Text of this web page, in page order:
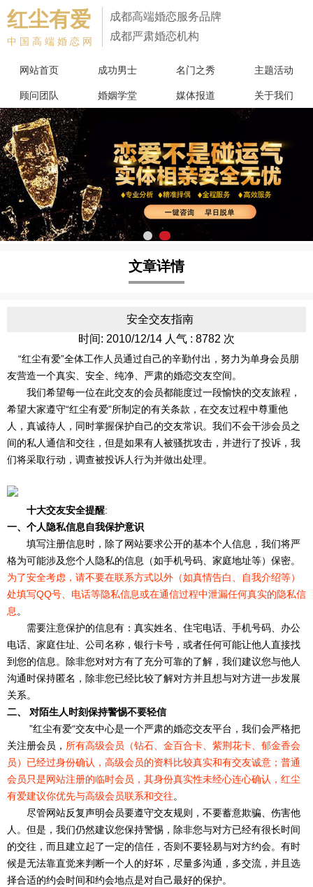
红尘有爱
中国高端婚恋网
成都高端婚恋服务品牌
成都严肃婚恋机构
网站首页 成功男士 名门之秀 主题活动
顾问团队 婚姻学堂 媒体报道 关于我们
文章详情
安全交友指南
时间: 2010/12/14 人气 : 8782 次
“红尘有爱”全体工作人员通过自己的辛勤付出，努力为单身会员朋
友营造一个真实、安全、纯净、严肃的婚恋交友空间。
我们希望每一位在此交友的会员都能度过一段愉快的交友旅程，
希望大家遵守“红尘有爱”所制定的有关条款，在交友过程中尊重他
人，真诚待人，同时掌握保护自己的交友常识。我们不会干涉会员之
间的私人通信和交往，但是如果有人被骚扰攻击，并进行了投诉，我
们将采取行动，调查被投诉人行为并做出处理。
十大交友安全提醒:
一、个人隐私信息自我保护意识
填写注册信息时，除了网站要求公开的基本个人信息，我们将严
格为可能涉及您个人隐私的信息（如手机号码、家庭地址等）保密。
为了安全考虑，请不要在联系方式以外（如真情告白、自我介绍等）
处填写QQ号、电话等隐私信息或在通信过程中泄漏任何真实的隐私信
息。
需要注意保护的信息有：真实姓名、住宅电话、手机号码、办公
电话、家庭住址、公司名称，银行卡号，或者任何可能让他人直接找
到您的信息。除非您对对方有了充分可靠的了解，我们建议您与他人
沟通时保持匿名，除非您已经比较了解对方并且想与对方进一步发展
关系。
二、 对陌生人时刻保持警惕不要轻信
”红尘有爱“交友中心是一个严肃的婚恋交友平台，我们会严格把
关注册会员， 所有高级会员（钻石、金百合卡、紫荆花卡、郁金香会
员）已经过身份确认，高级会员的资料比较真实和有交友诚意；普通
会员只是网站注册的临时会员，其身份真实性未经心连心确认，红尘
有爱建议你优先与高级会员联系和交往。
尽管网站反复声明会员要遵守交友规则，不要蓄意欺骗、伤害他
人。但是，我们仍然建议您保持警惕，除非您与对方已经有很长时间
的交往，而且建立起了一定的信任，否则不要轻易与对方约会。有时
候是无法靠直觉来判断一个人的好坏，尽量多沟通，多交流，并且选
择合适的约会时间和约会地点是对自己最好的保护。